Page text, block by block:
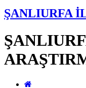
ŞANLIURFA